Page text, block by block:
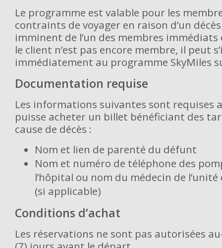
Le programme est valable pour les
contraints de voyager en raison d’un
imminent de l’un des membres immédiats
le client n’est pas encore membre, il peut
immédiatement au programme SkyMiles
Documentation requise
Les informations suivantes sont requises
puisse acheter un billet bénéficiant des
cause de décès :
Nom et lien de parenté du défunt
Nom et numéro de téléphone des
l’hôpital ou nom du médecin de
(si applicable)
Conditions d’achat
Les réservations ne sont pas autorisées